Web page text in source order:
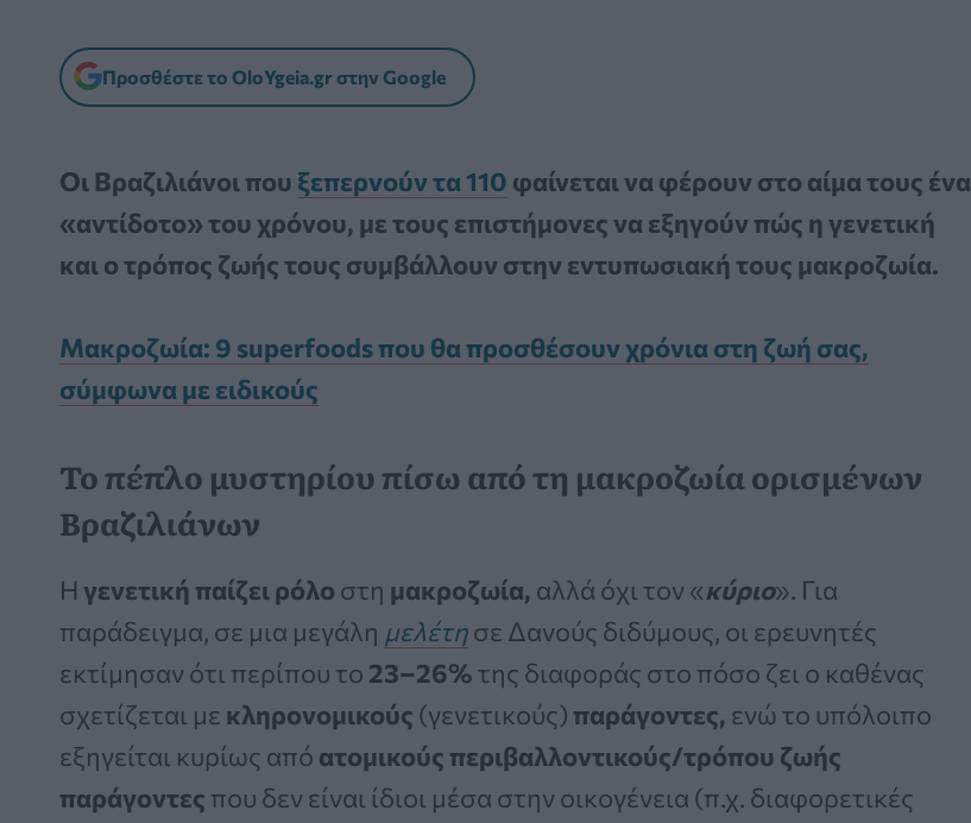
Προσθέστε το OloYgeia.gr στην Google
Οι Βραζιλιάνοι που ξεπερνούν τα 110 φαίνεται να φέρουν στο αίμα τους ένα
«αντίδοτο» του χρόνου, με τους επιστήμονες να εξηγούν πώς η γενετική
και ο τρόπος ζωής τους συμβάλλουν στην εντυπωσιακή τους μακροζωία.
Μακροζωία: 9 superfoods που θα προσθέσουν χρόνια στη ζωή σας,
σύμφωνα με ειδικούς
Το πέπλο μυστηρίου πίσω από τη μακροζωία ορισμένων
Βραζιλιάνων
Η γενετική παίζει ρόλο στη μακροζωία, αλλά όχι τον «κύριο». Για
παράδειγμα, σε μια μεγάλη μελέτησε Δανούς διδύμους, οι ερευνητές
εκτίμησαν ότι περίπου το 23–26% της διαφοράς στο πόσο ζει ο καθένας
σχετίζεται με κληρονομικούς (γενετικούς) παράγοντες, ενώ το υπόλοιπο
εξηγείται κυρίως από ατομικούς περιβαλλοντικούς/τρόπου ζωής
παράγοντες που δεν είναι ίδιοι μέσα στην οικογένεια (π.χ. διαφορετικές